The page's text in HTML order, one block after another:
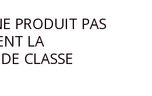
PRODUIT PAS
LA
CLASSE